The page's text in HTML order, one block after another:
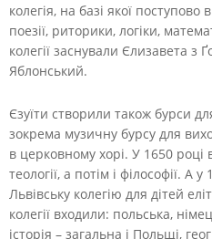
колегія, на базі якої
поезії, риторики, логіки,
колегії заснували Єлизавета з
Яблонський.
Єзуїти створили також бурси
зокрема музичну бурсу для
в церковному хорі. У 1650 році
теології, a потім і філософії. А
Львівську колегію для дітей
колегії входили: польська,
історія – загальна і Польщі,